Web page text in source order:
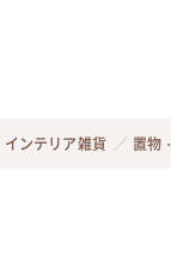
インテリア雑貨 置物